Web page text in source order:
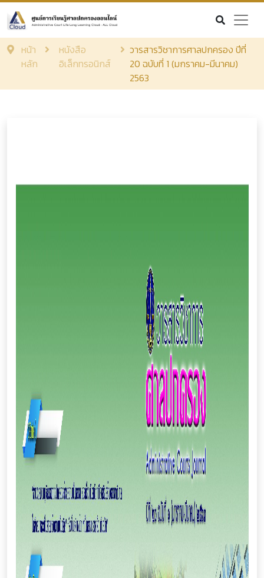
หน้า
หลัก
หนังสือ
อิเล็กทรอนิกส์
วารสารวิชาการศาลปกครอง ปีที่
20 ฉบับที่ 1 (มกราคม-มีนาคม)
2563